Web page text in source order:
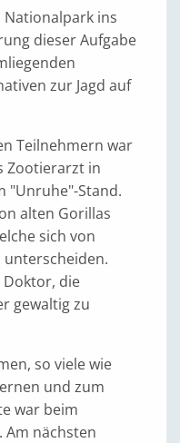
Nationalpark ins
dieser Aufgabe
zur Jagd auf
Teilnehmern war
Zootierarzt in
"Unruhe"-Stand.
alten Gorillas
sich von
unterscheiden.
Doktor, die
gewaltig zu
so viele wie
und zum
war beim
Am nächsten